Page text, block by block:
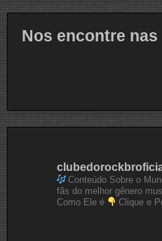
Nos encontre nas
Conteúdo Sobre o
fãs do melhor gênero
Como Ele é
Clique e